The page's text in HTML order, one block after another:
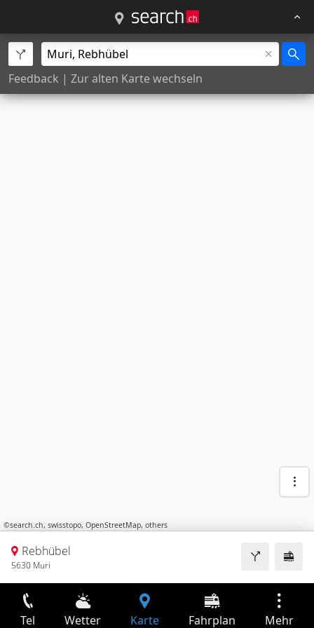
Feedback | Zur alten Karte wechseln
©search.ch, swisstopo, OpenStreetMap, others
Rebhübel
5630 Muri
Tel Wetter Karte Fahrplan Mehr